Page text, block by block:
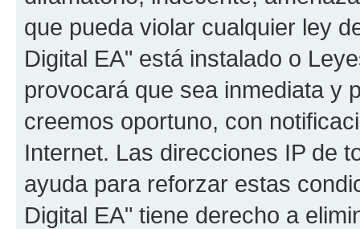
que pueda violar cualquier ley
Digital EA" está instalado o
provocará que sea inmediata y
creemos oportuno, con
Internet. Las direcciones IP de
ayuda para reforzar estas
Digital EA" tiene derecho a